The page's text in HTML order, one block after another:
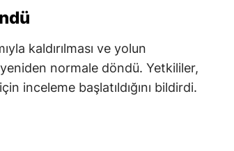
kaldırılması ve yolun
normale döndü. Yetkililer,
inceleme başlatıldığını bildirdi.